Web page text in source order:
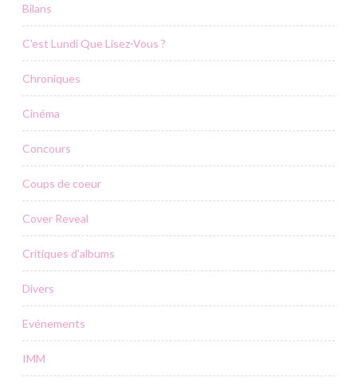
Bilans
C'est Lundi Que Lisez-Vous ?
Chroniques
Cinéma
Concours
Coups de coeur
Cover Reveal
Critiques d'albums
Divers
Evénements
IMM